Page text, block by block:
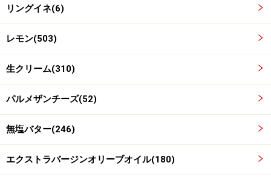
ワンポイントアドバイス
しくいただけます。その際、オリーブオイルの量を少し
多めに加えて、パスタがダマにならないように気をつけ
※衛生面および保存状態に起因して食中毒や体調不良を引き起こ
す場合があります。必ず清潔な状態で、正しい方法で行い、なる
リングイネ(6)
レモン(503)
生クリーム(310)
パルメザンチーズ(52)
無塩バター(246)
エクストラバージンオリーブオイル(180)